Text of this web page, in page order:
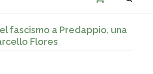
fascismo a Predappio, una
Flores